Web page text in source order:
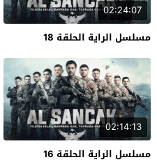
02:24:07
مسلسل الراية الحلقة 18
02:14:13
مسلسل الراية الحلقة 16